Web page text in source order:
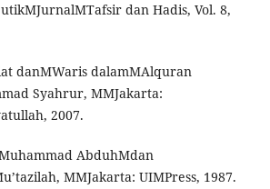
dan Hadis, Vol. 8,
danMWaris dalamMAlquran
Syahrur, MMJakarta:
2007.
AbduhMdan
MMJakarta: UIMPress, 1987.